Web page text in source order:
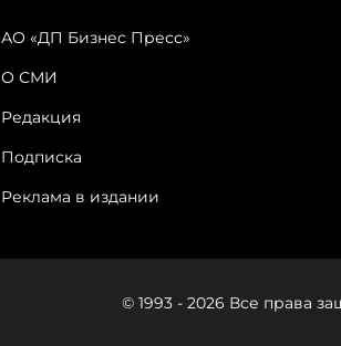
АО «ДП Бизнес Пресс»
О СМИ
Редакция
Подписка
Реклама в издании
© 1993 - 2026 Все права